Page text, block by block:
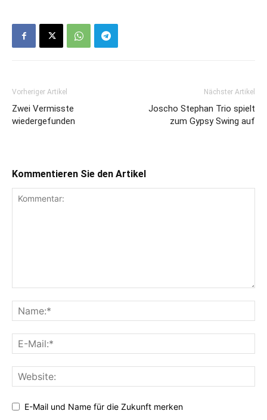
Vorheriger Artikel
Zwei Vermisste
wiedergefunden
Nächster Artikel
Joscho Stephan Trio spielt
zum Gypsy Swing auf
Kommentieren Sie den Artikel
E-Mail und Name für die Zukunft merken